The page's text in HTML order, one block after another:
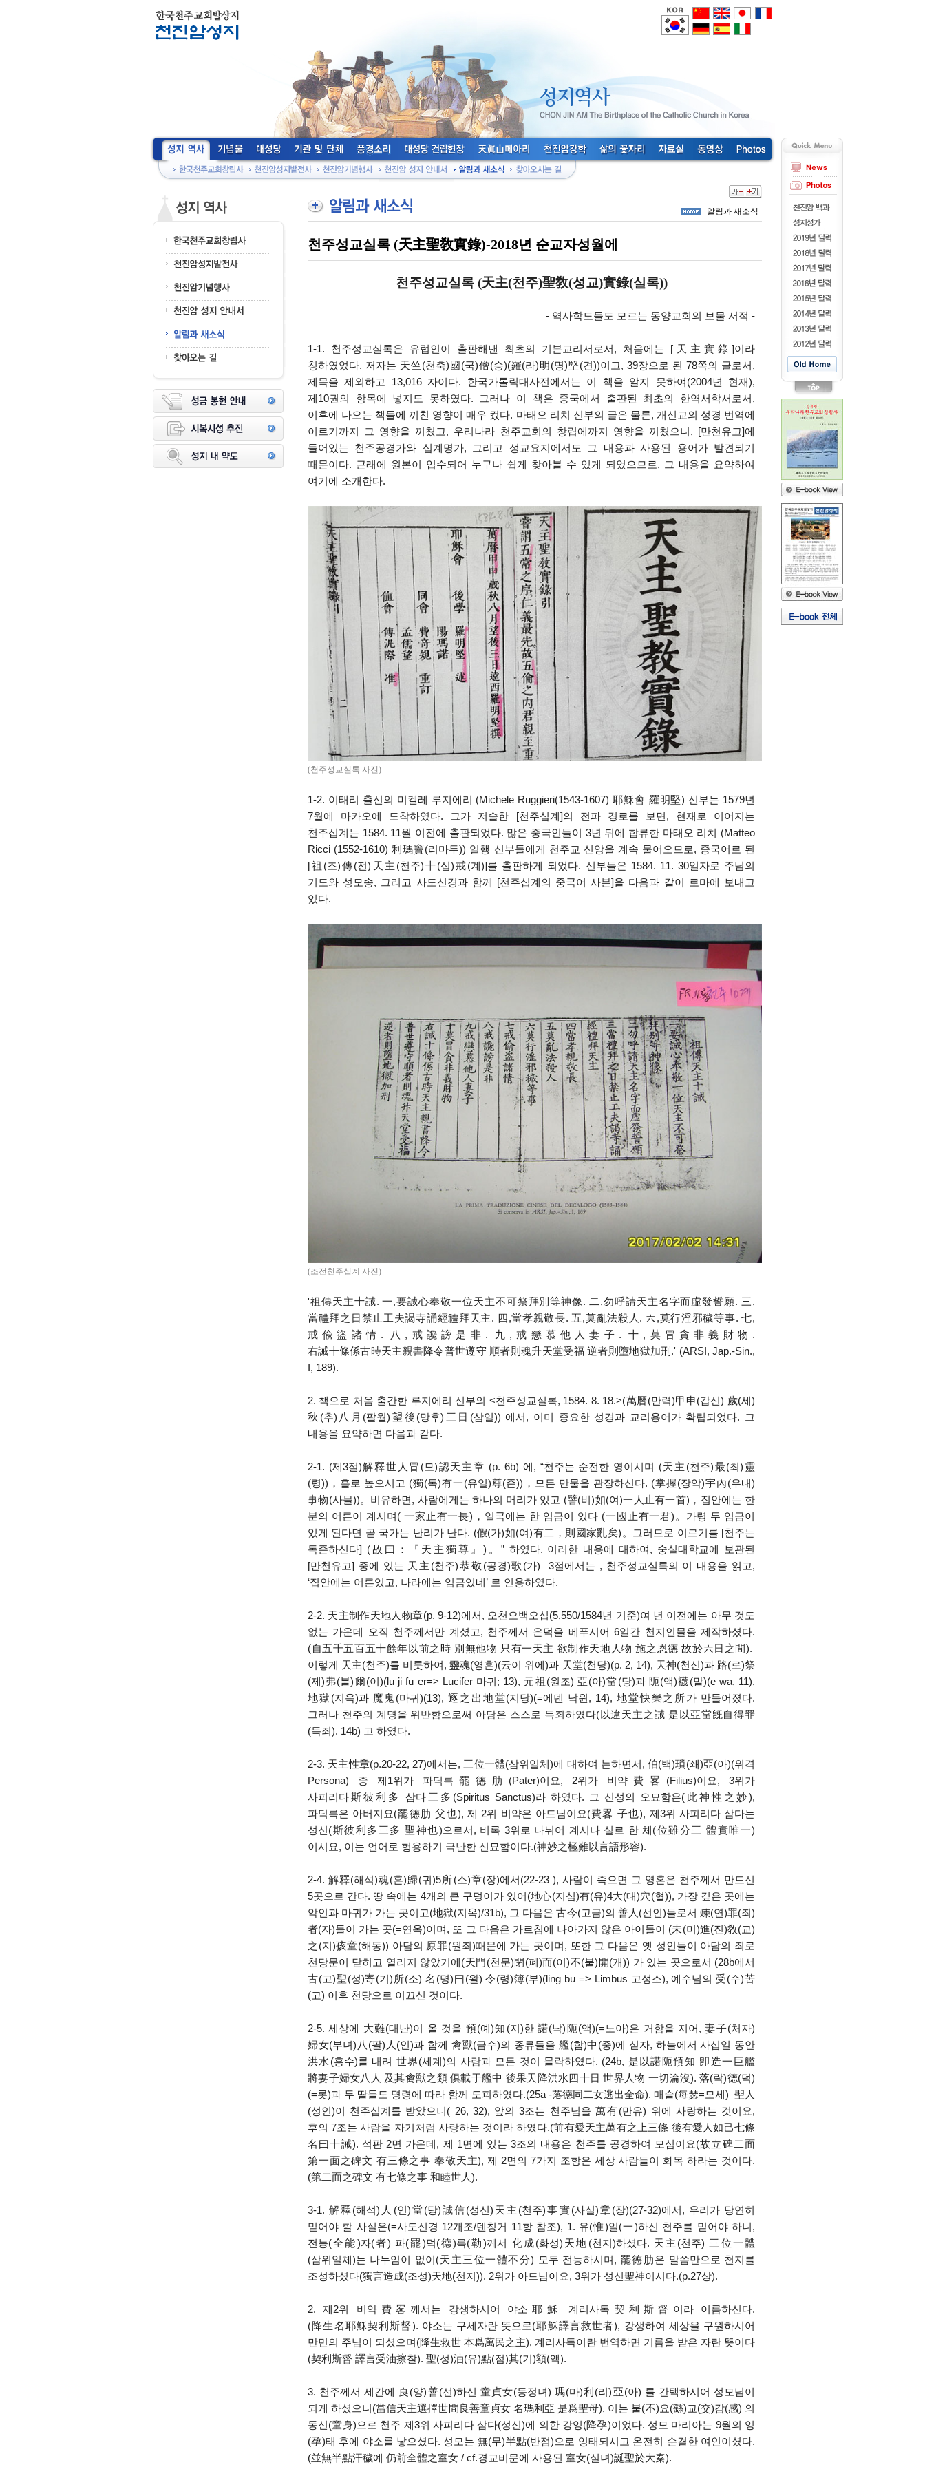
알림과 새소식
천주성교실록 (天主聖敎實錄)-2018년 순교자성월에
천주성교실록 (天主(천주)聖敎(성교)實錄(실록))
- 역사학도들도 모르는 동양교회의 보물 서적 -
1-1. 천주성교실록은 유럽인이 출판해낸 최초의 기본교리서로서, 처음에는 [天主實錄]이라
칭하였었다. 저자는 天竺(천축)國(국)僧(승)(羅(라)明(명)堅(견))이고, 39장으로 된 78쪽의 글로서,
제목을 제외하고 13,016 자이다. 한국가톨릭대사전에서는 이 책을 알지 못하여(2004년 현재),
제10권의 항목에 넣지도 못하였다. 그러나 이 책은 중국에서 출판된 최초의 한역서학서로서,
이후에 나오는 책들에 끼친 영향이 매우 컸다. 마태오 리치 신부의 글은 물론, 개신교의 성경 번역에
이르기까지 그 영향을 끼쳤고, 우리나라 천주교회의 창립에까지 영향을 끼쳤으니, [만천유고]에
들어있는 천주공경가와 십계명가, 그리고 성교요지에서도 그 내용과 사용된 용어가 발견되기
때문이다. 근래에 원본이 입수되어 누구나 쉽게 찾아볼 수 있게 되었으므로, 그 내용을 요약하여
여기에 소개한다.
(천주성교실록 사진)
1-2. 이태리 출신의 미켈레 루지에리 (Michele Ruggieri(1543-1607) 耶穌會 羅明堅) 신부는 1579년
7월에 마카오에 도착하였다. 그가 저술한 [천주십계]의 전파 경로를 보면, 현재로 이어지는
천주십계는 1584. 11월 이전에 출판되었다. 많은 중국인들이 3년 뒤에 합류한 마태오 리치 (Matteo
Ricci (1552-1610) 利瑪竇(리마두)) 일행 신부들에게 천주교 신앙을 계속 물어오므로, 중국어로 된
[祖(조)傳(전)天主(천주)十(십)戒(계)]를 출판하게 되었다. 신부들은 1584. 11. 30일자로 주님의
기도와 성모송, 그리고 사도신경과 함께 [천주십계의 중국어 사본]을 다음과 같이 로마에 보내고
있다.
(조전천주십계 사진)
'祖傳天主十誡. 一,要誠心奉敬一位天主不可祭拜別等神像. 二,勿呼請天主名字而虛發誓願. 三,
當禮拜之日禁止工夫謁寺誦經禮拜天主. 四,當孝親敬長. 五,莫亂法殺人. 六,莫行淫邪穢等事. 七,
戒偸盜諸情. 八,戒讒謗是非. 九,戒戀慕他人妻子. 十,莫冒貪非義財物.
右誡十條係古時天主親書降令普世遵守 順者則魂升天堂受福 逆者則墮地獄加刑.' (ARSI, Jap.-Sin.,
I, 189).
2. 책으로 처음 출간한 루지에리 신부의 <천주성교실록, 1584. 8. 18.>(萬曆(만력)甲申(갑신) 歲(세)
秋(추)八月(팔월)望後(망후)三日(삼일)) 에서, 이미 중요한 성경과 교리용어가 확립되었다. 그
내용을 요약하면 다음과 같다.
2-1. (제3절)解釋世人冒(모)認天主章 (p. 6b) 에, “천주는 순전한 영이시며 (天主(천주)最(최)靈
(령))，홀로 높으시고 (獨(독)有一(유일)尊(존))，모든 만물을 관장하신다. (掌握(장악)宇內(우내)
事物(사물))。비유하면, 사람에게는 하나의 머리가 있고 (譬(비)如(여)一人止有一首)，집안에는 한
분의 어른이 계시며( 一家止有一長)，일국에는 한 임금이 있다 (一國止有一君)。가령 두 임금이
있게 된다면 곧 국가는 난리가 난다. (假(가)如(여)有二，則國家亂矣)。그러므로 이르기를 [천주는
독존하신다] (故曰：『天主獨尊』)。” 하였다. 이러한 내용에 대하여, 숭실대학교에 보관된
[만천유고] 중에 있는 天主(천주)恭敬(공경)歌(가) 3절에서는 , 천주성교실록의 이 내용을 읽고,
‘집안에는 어른있고, 나라에는 임금있네’ 로 인용하였다.
2-2. 天主制作天地人物章(p. 9-12)에서, 오천오백오십(5,550/1584년 기준)여 년 이전에는 아무 것도
없는 가운데 오직 천주께서만 계셨고, 천주께서 은덕을 베푸시어 6일간 천지인물을 제작하셨다.
(自五千五百五十餘年以前之時 別無他物 只有一天主 欲制作天地人物 施之恩德 故於六日之間).
이렇게 天主(천주)를 비롯하여, 靈魂(영혼)(云이 위에)과 天堂(천당)(p. 2, 14), 天神(천신)과 路(로)祭
(제)弗(불)爾(이)(lu ji fu er=> Lucifer 마귀; 13), 元祖(원조) 亞(아)當(당)과 阨(액)襪(말)(e wa, 11),
地獄(지옥)과 魔鬼(마귀)(13), 逐之出地堂(지당)(=에덴 낙원, 14), 地堂快樂之所가 만들어졌다.
그러나 천주의 계명을 위반함으로써 아담은 스스로 득죄하였다(以違天主之誡 是以亞當旣自得罪
(득죄). 14b) 고 하였다.
2-3. 天主性章(p.20-22, 27)에서는, 三位一體(삼위일체)에 대하여 논하면서, 伯(백)瑣(쇄)亞(아)(위격
Persona) 중 제1위가 파덕륵罷德肋(Pater)이요, 2위가 비약費畧(Filius)이요, 3위가
사피리다斯彼利多 삼다三多(Spiritus Sanctus)라 하였다. 그 신성의 오묘함은(此神性之妙),
파덕륵은 아버지요(罷德肋 父也), 제 2위 비약은 아드님이요(費畧 子也), 제3위 사피리다 삼다는
성신(斯彼利多三多 聖神也)으로서, 비록 3위로 나뉘어 계시나 실로 한 체(位雖分三 體實唯一)
이시요, 이는 언어로 형용하기 극난한 신묘함이다.(神妙之極難以言語形容).
2-4. 解釋(해석)魂(혼)歸(귀)5所(소)章(장)에서(22-23 ), 사람이 죽으면 그 영혼은 천주께서 만드신
5곳으로 간다. 땅 속에는 4개의 큰 구덩이가 있어(地心(지심)有(유)4大(대)穴(혈)), 가장 깊은 곳에는
악인과 마귀가 가는 곳이고(地獄(지옥)/31b), 그 다음은 古今(고금)의 善人(선인)들로서 煉(연)罪(죄)
者(자)들이 가는 곳(=연옥)이며, 또 그 다음은 가르침에 나아가지 않은 아이들이 (未(미)進(진)敎(교)
之(지)孩童(해동)) 아담의 原罪(원죄)때문에 가는 곳이며, 또한 그 다음은 옛 성인들이 아담의 죄로
천당문이 닫히고 열리지 않았기에(天門(천문)閉(폐)而(이)不(불)開(개)) 가 있는 곳으로서 (28b에서
古(고)聖(성)寄(기)所(소) 名(명)曰(왈) 令(령)簿(부)(ling bu => Limbus 고성소), 예수님의 受(수)苦
(고) 이후 천당으로 이끄신 것이다.
2-5. 세상에 大難(대난)이 올 것을 預(예)知(지)한 諾(낙)阨(액)(=노아)은 거함을 지어, 妻子(처자)
婦女(부녀)八(팔)人(인)과 함께 禽獸(금수)의 종류들을 艦(함)中(중)에 싣자, 하늘에서 사십일 동안
洪水(홍수)를 내려 世界(세계)의 사람과 모든 것이 몰락하였다. (24b, 是以諾阨預知 卽造一巨艦
將妻子婦女八人 及其禽獸之類 俱載于艦中 後果天降洪水四十日 世界人物 一切淪沒). 落(락)德(덕)
(=롯)과 두 딸들도 명령에 따라 함께 도피하였다.(25a -落德同二女逃出全命). 매슬(每瑟=모세) 聖人
(성인)이 천주십계를 받았으니( 26, 32), 앞의 3조는 천주님을 萬有(만유) 위에 사랑하는 것이요,
후의 7조는 사람을 자기처럼 사랑하는 것이라 하였다.(前有愛天主萬有之上三條 後有愛人如己七條
名曰十誡). 석판 2면 가운데, 제 1면에 있는 3조의 내용은 천주를 공경하여 모심이요(故立碑二面
第一面之碑文 有三條之事 奉敬天主), 제 2면의 7가지 조항은 세상 사람들이 화목 하라는 것이다.
(第二面之碑文 有七條之事 和睦世人).
3-1. 解釋(해석)人(인)當(당)誠信(성신)天主(천주)事實(사실)章(장)(27-32)에서, 우리가 당연히
믿어야 할 사실은(=사도신경 12개조/덴칭거 11항 참조), 1. 유(惟)일(一)하신 천주를 믿어야 하니,
전능(全能)자(者) 파(罷)덕(德)륵(勒)께서 化成(화성)天地(천지)하셨다. 天主(천주) 三位一體
(삼위일체)는 나누임이 없이(天主三位一體不分) 모두 전능하시며, 罷德肋은 말씀만으로 천지를
조성하셨다(獨言造成(조성)天地(천지)). 2위가 아드님이요, 3위가 성신聖神이시다.(p.27상).
2. 제2위 비약費畧께서는 강생하시어 야소耶穌 계리사독契利斯督이라 이름하신다.
(降生名耶穌契利斯督). 야소는 구세자란 뜻으로(耶穌譯言救世者), 강생하여 세상을 구원하시어
만민의 주님이 되셨으며(降生救世 本爲萬民之主), 계리사독이란 번역하면 기름을 받은 자란 뜻이다
(契利斯督 譯言受油擦찰). 聖(성)油(유)點(점)其(기)額(액).
3. 천주께서 세간에 良(양)善(선)하신 童貞女(동정녀) 瑪(마)利(리)亞(아) 를 간택하시어 성모님이
되게 하셨으니(當信天主選擇世間良善童貞女 名瑪利亞 是爲聖母), 이는 불(不)요(繇)교(交)감(感) 의
동신(童身)으로 천주 제3위 사피리다 삼다(성신)에 의한 강잉(降孕)이었다. 성모 마리아는 9월의 잉
(孕)태 후에 야소를 낳으셨다. 성모는 無(무)半點(반점)으로 잉태되시고 온전히 순결한 여인이셨다.
(並無半點汗穢예 仍前全體之室女 / cf.경교비문에 사용된 室女(실녀)誕聖於大秦).